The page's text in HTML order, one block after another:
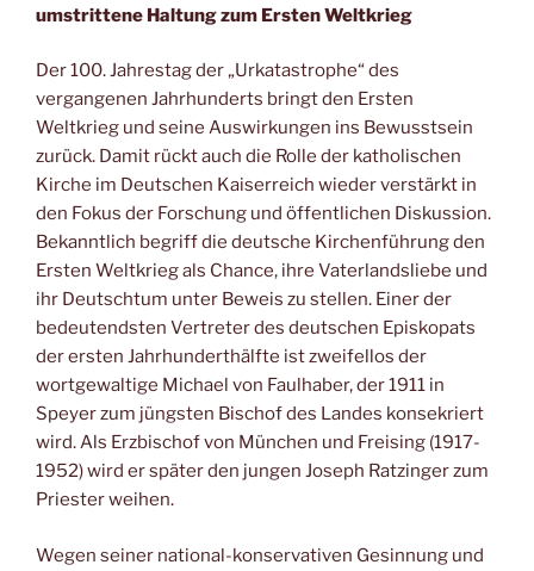
umstrittene Haltung zum Ersten Weltkrieg
Der 100. Jahrestag der „Urkatastrophe“ des
vergangenen Jahrhunderts bringt den Ersten
Weltkrieg und seine Auswirkungen ins Bewusstsein
zurück. Damit rückt auch die Rolle der katholischen
Kirche im Deutschen Kaiserreich wieder verstärkt in
den Fokus der Forschung und öffentlichen Diskussion.
Bekanntlich begriff die deutsche Kirchenführung den
Ersten Weltkrieg als Chance, ihre Vaterlandsliebe und
ihr Deutschtum unter Beweis zu stellen. Einer der
bedeutendsten Vertreter des deutschen Episkopats
der ersten Jahrhunderthälfte ist zweifellos der
wortgewaltige Michael von Faulhaber, der 1911 in
Speyer zum jüngsten Bischof des Landes konsekriert
wird. Als Erzbischof von München und Freising (1917-
1952) wird er später den jungen Joseph Ratzinger zum
Priester weihen.
Wegen seiner national-konservativen Gesinnung und